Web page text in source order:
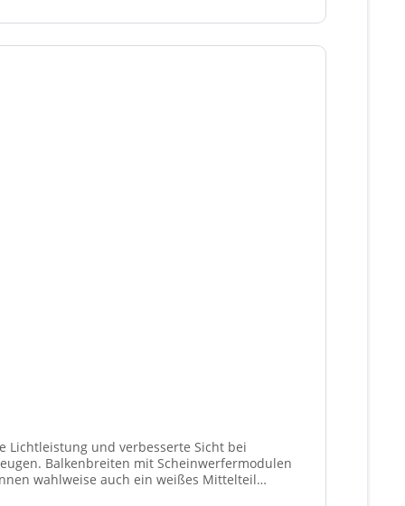
Lichtleistung und verbesserte Sicht bei
wahlweise auch ein weißes Mittelteil